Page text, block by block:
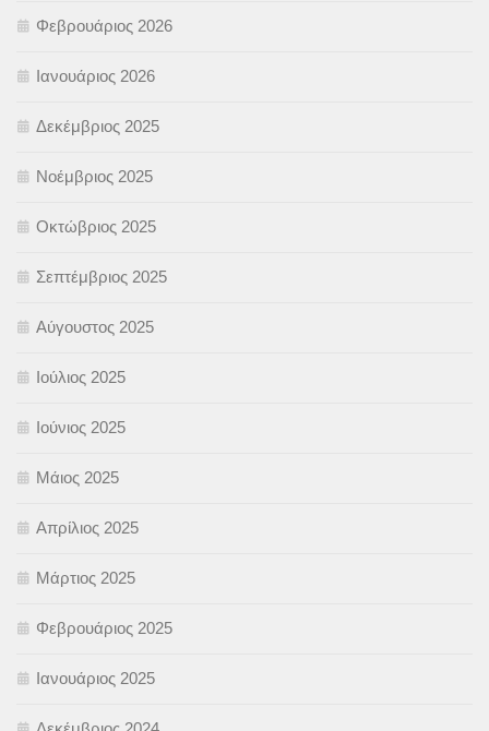
Φεβρουάριος 2026
Ιανουάριος 2026
Δεκέμβριος 2025
Νοέμβριος 2025
Οκτώβριος 2025
Σεπτέμβριος 2025
Αύγουστος 2025
Ιούλιος 2025
Ιούνιος 2025
Μάιος 2025
Απρίλιος 2025
Μάρτιος 2025
Φεβρουάριος 2025
Ιανουάριος 2025